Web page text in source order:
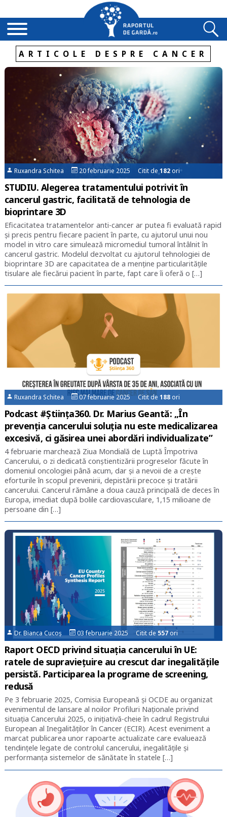
ARTICOLE DESPRE CANCER
Ruxandra Schitea 20 februarie 2025 Citit de182ori
STUDIU. Alegerea tratamentului potrivit în
cancerul gastric, facilitată de tehnologia de
bioprintare 3D
Eficacitatea tratamentelor anti-cancer ar putea fi evaluată rapid
și precis pentru fiecare pacient în parte, cu ajutorul unui nou
model in vitro care simulează micromediul tumoral întâlnit în
cancerul gastric. Modelul dezvoltat cu ajutorul tehnologiei de
bioprintare 3D are capacitatea de a menține particularitățile
tisulare ale fiecărui pacient în parte, fapt care îi oferă o […]
Ruxandra Schitea 07 februarie 2025 Citit de188 ori
Podcast #Știința360. Dr. Marius Geantă: „În
prevenția cancerului soluția nu este medicalizarea
excesivă, ci găsirea unei abordări individualizate”
4 februarie marchează Ziua Mondială de Luptă Împotriva
Cancerului, o zi dedicată conștientizării progreselor făcute în
domeniul oncologiei până acum, dar și a nevoii de a crește
eforturile în scopul prevenirii, depistării precoce și tratării
cancerului. Cancerul rămâne a doua cauză principală de deces în
Europa, imediat după bolile cardiovasculare, 1,15 milioane de
persoane din […]
Dr. Bianca Cucoș 03 februarie 2025 Citit de 557ori
Raport OECD privind situația cancerului în UE:
ratele de supraviețuire au crescut dar inegalitățile
persistă. Participarea la programe de screening,
redusă
Pe 3 februarie 2025, Comisia Europeană și OCDE au organizat
evenimentul de lansare al noilor Profiluri Naționale privind
situația Cancerului 2025, o inițiativă-cheie în cadrul Registrului
European al Inegalităților în Cancer (ECIR). Acest eveniment a
marcat publicarea unor rapoarte actualizate care evaluează
tendințele legate de controlul cancerului, inegalitățile și
performanța sistemelor de sănătate în statele […]